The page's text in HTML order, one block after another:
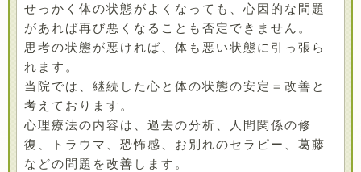
せっかく体の状態がよくなっても、心因的な問題
があれば再び悪くなることも否定できません。
思考の状態が悪ければ、体も悪い状態に引っ張ら
れます。
当院では、継続した心と体の状態の安定＝改善と
考えております。
心理療法の内容は、過去の分析、人間関係の修
復、トラウマ、恐怖感、お別れのセラピー、葛藤
などの問題を改善します。